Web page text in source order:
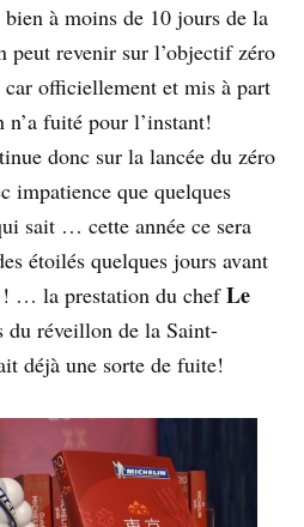
bien à moins de 10 jours de la
peut revenir sur l’objectif zéro
car officiellement et mis à part
fuité pour l’instant!
donc sur la lancée du zéro
impatience que quelques
sait … cette année ce sera
étoilés quelques jours avant
… la prestation du chefLe
du réveillon de la Saint-
déjà une sorte de fuite!